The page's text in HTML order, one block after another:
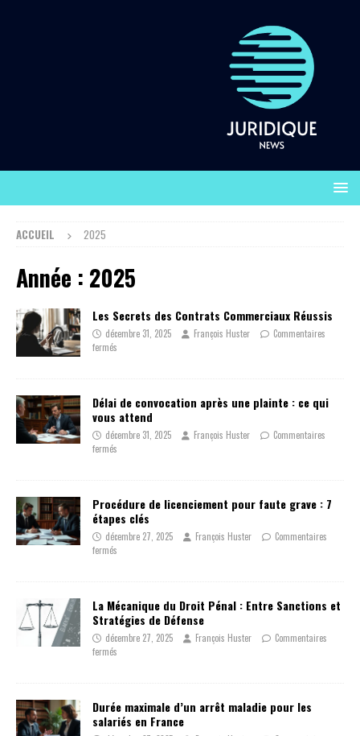
ACCUEIL 2025
Année : 2025
Les Secrets des Contrats Commerciaux Réussis
décembre 31, 2025 François Huster
Commentaires
fermés
Délai de convocation après une plainte : ce qui
vous attend
décembre 31, 2025 François Huster
Commentaires
fermés
Procédure de licenciement pour faute grave : 7
étapes clés
décembre 27, 2025 François Huster
Commentaires
fermés
La Mécanique du Droit Pénal : Entre Sanctions et
Stratégies de Défense
décembre 27, 2025 François Huster
Commentaires
fermés
Durée maximale d’un arrêt maladie pour les
salariés en France